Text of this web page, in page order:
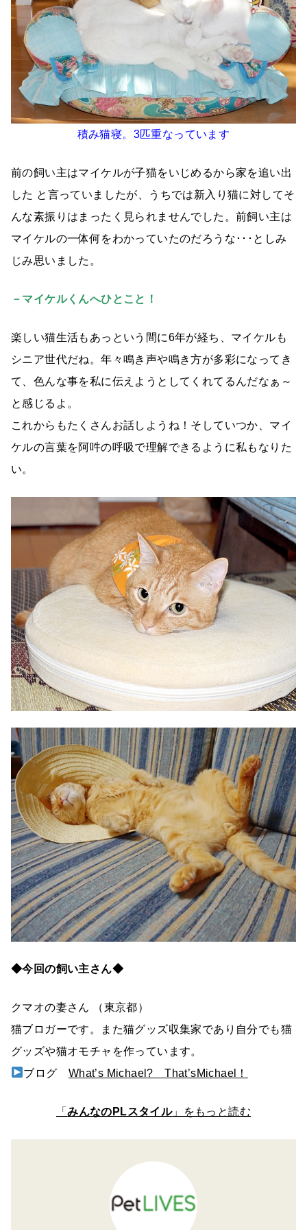
積み猫寝。3匹重なっています
前の飼い主はマイケルが子猫をいじめるから家を追い出
した と言っていましたが、うちでは新入り猫に対してそ
んな素振りはまったく見られませんでした。前飼い主は
マイケルの一体何をわかっていたのだろうな･･･としみ
じみ思いました。
－マイケルくんへひとこと！
楽しい猫生活もあっという間に6年が経ち、マイケルも
シニア世代だね。年々鳴き声や鳴き方が多彩になってき
て、色んな事を私に伝えようとしてくれてるんだなぁ～
と感じるよ。
これからもたくさんお話しようね！そしていつか、マイ
ケルの言葉を阿吽の呼吸で理解できるように私もなりた
い。
◆今回の飼い主さん◆
クマオの妻さん （東京都）
猫ブロガーです。また猫グッズ収集家であり自分でも猫
グッズや猫オモチャを作っています。
ブログ What’s Michael? That’sMichael！
「みんなのPLスタイル」をもっと読む